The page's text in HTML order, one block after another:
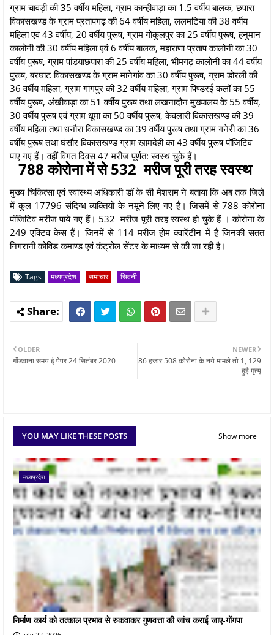
ग्राम चावड़ी की 35 वर्षीय महिला, ग्राम कान्हीवाड़ा का 1.5 वर्षीय बालक, छपारा
विकासखण्ड के ग्राम प्रतापगढ़ की 64 वर्षीय महिला, ललमटिया की 38 वर्षीय
महिला एवं 43 वर्षीय, 20 वर्षीय पुरूष, ग्राम गोकुलपुर का 25 वर्षीय पुरूष, हनुमान
कालोनी की 30 वर्षीय महिला एवं 6 वर्षीय बालक, महाराणा प्रताप कालोनी का 30
वर्षीय पुरूष, ग्राम पांडयाछपारा की 25 वर्षीय महिला, भीमगढ़ कालोनी का 44 वर्षीय
पुरूष, बरघाट विकासखण्ड के ग्राम मानेगांव का 30 वर्षीय पुरूष, ग्राम डोरली की
36 वर्षीय महिला, ग्राम गांगपुर की 32 वर्षीय महिला, ग्राम पिण्डरई कलॉ का 55
वर्षीय पुरूष, अंखीवाड़ा का 51 वर्षीय पुरूष तथा लखनादौन मुख्यालय के 55 वर्षीय,
30 वर्षीय पुरूष एवं ग्राम धूमा का 50 वर्षीय पुरूष, केवलारी विकासखण्ड की 39
वर्षीय महिला तथा धनौरा विकासखण्ड का 39 वर्षीय पुरूष तथा ग्राम गनेरी का 36
वर्षीय पुरूष तथा घंसौर विकासखण्ड ग्राम खामदेही का 43 वर्षीय पुरूष पॉजिटिव
पाए गए हैं। वहीं विगत दिवस 47 मरीज पूर्णत: स्वस्थ चुके हैं।
788 कोरोना में से 532 मरीज पूरी तरह स्वस्थ
मुख्य चिकित्सा एवं स्वास्थ्य अधिकारी डॉ के सी मेशराम ने बताया कि अब तक जिले
में कुल 17796 संदिग्ध व्यक्तियों के नमूने लिए गए हैं। जिसमें से 788 कोरोना
पॉजिटिव मरीज पाये गए हैं। 532 मरीज पूरी तरह स्वस्थ हो चुके हैं । कोरोना के
249 एक्टिव केस हैं। जिनमें से 114 मरीज होम क्वारेंटीन में हैं जिनकी सतत
निगरानी कोविड कमाण्ड एवं कंट्रोल सेंटर के माध्यम से की जा रही है।
Tags मध्यप्रदेश समाचार सिवनी
NEWER
86 हजार 508 कोरोना के नये मामले तो 1, 129
हुई मृत्यू
OLDER
गोंडवाना समय ई पेपर 24 सितंबर 2020
YOU MAY LIKE THESE POSTS Show more
मध्यप्रदेश
निर्माण कार्य को तत्काल प्रभाव से रुकवाकर गुणवत्ता की जांच कराई जाए-गोंगपा